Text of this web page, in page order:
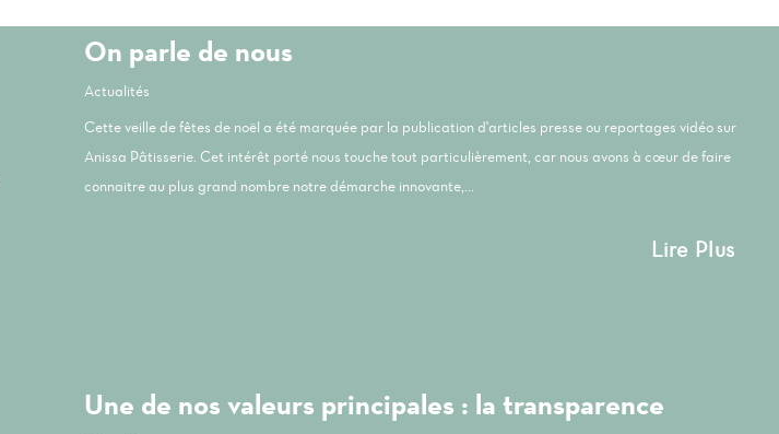
On parle de nous
Actualités
Cette veille de fêtes de noël a été marquée par la publication d'articles presse ou reportages vidéo sur
Anissa Pâtisserie. Cet intérêt porté nous touche tout particulièrement, car nous avons à cœur de faire
connaitre au plus grand nombre notre démarche innovante,...
Lire Plus
Une de nos valeurs principales : la transparence